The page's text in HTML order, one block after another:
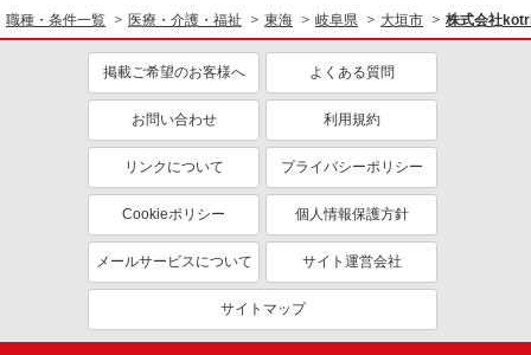
職種・条件一覧 医療・介護・福祉 東海 岐阜県 大垣市 株式会社
掲載ご希望のお客様へ よくある質問
お問い合わせ 利用規約
リンクについて プライバシーポリシー
Cookieポリシー 個人情報保護方針
メールサービスについて サイト運営会社
サイトマップ